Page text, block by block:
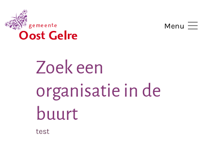
Menu
Zoek een
organisatie in de
buurt
test